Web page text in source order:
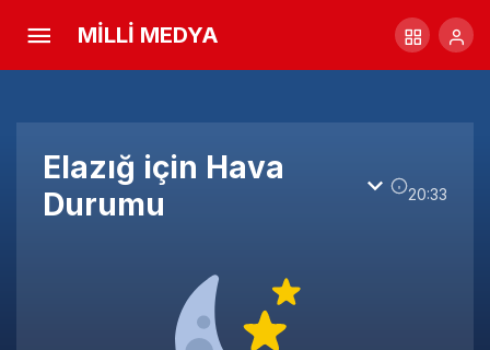
MİLLİ MEDYA
Elazığ için Hava
Durumu
20:33